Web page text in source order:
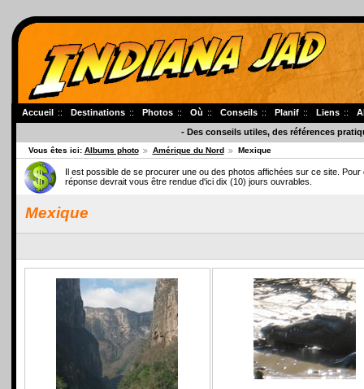
Accueil :: Destinations :: Photos :: Où :: Conseils :: Planif :: Liens ::
- Des conseils utiles, des références
Vous êtes ici: Albums photo Amérique du Nord Mexique
Il est possible de se procurer une ou des photos affichées sur ce site.
réponse devrait vous être rendue d'ici dix (10) jours ouvrables.
Mexique